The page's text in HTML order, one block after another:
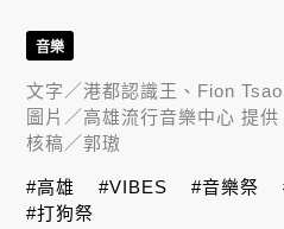
音樂
文字／港都認識王、Fion Tsao
圖片／高雄流行音樂中心 提供
核稿／郭璈
#高雄 #VIBES #音樂祭
#打狗祭